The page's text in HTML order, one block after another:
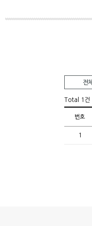
전체
Total 1건
번호
1